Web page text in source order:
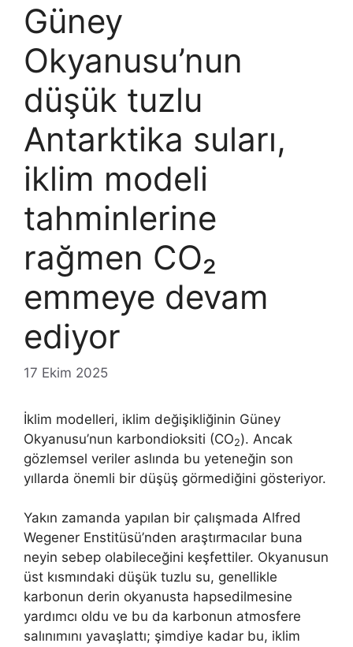
Güney
Okyanusu’nun
düşük tuzlu
Antarktika suları,
iklim modeli
tahminlerine
rağmen CO₂
emmeye devam
ediyor
17 Ekim 2025
İklim modelleri, iklim değişikliğinin Güney
Okyanusu’nun karbondioksiti (CO2). Ancak
gözlemsel veriler aslında bu yeteneğin son
yıllarda önemli bir düşüş görmediğini gösteriyor.
Yakın zamanda yapılan bir çalışmada Alfred
Wegener Enstitüsü’nden araştırmacılar buna
neyin sebep olabileceğini keşfettiler. Okyanusun
üst kısmındaki düşük tuzlu su, genellikle
karbonun derin okyanusta hapsedilmesine
yardımcı oldu ve bu da karbonun atmosfere
salınımını yavaşlattı; şimdiye kadar bu, iklim